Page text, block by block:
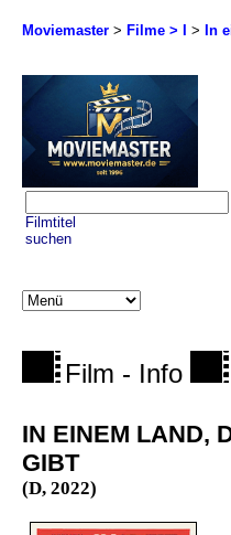
Moviemaster > Filme > I > In
Filmtitel
suchen
Film - Info
IN EINEM LAND,
GIBT
(D, 2022)